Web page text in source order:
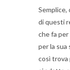
Semplice,
di questi
che fa
per la sua
così trova